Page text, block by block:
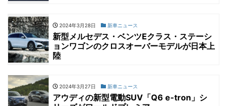
2024年3月28日 新車ニュース
新型メルセデス・ベンツEクラス・ステーシ
ョンワゴンのクロスオーバーモデルが日本上
陸
2024年3月27日 新車ニュース
アウディの新型電動SUV「Q6 e-tron」シ